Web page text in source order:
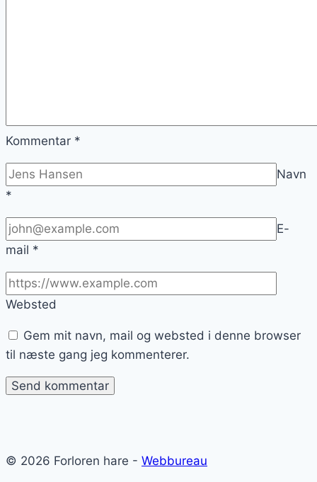
Kommentar *
Navn
*
E-
mail *
Websted
Gem mit navn, mail og websted i denne browser
til næste gang jeg kommenterer.
© 2026 Forloren hare - Webbureau